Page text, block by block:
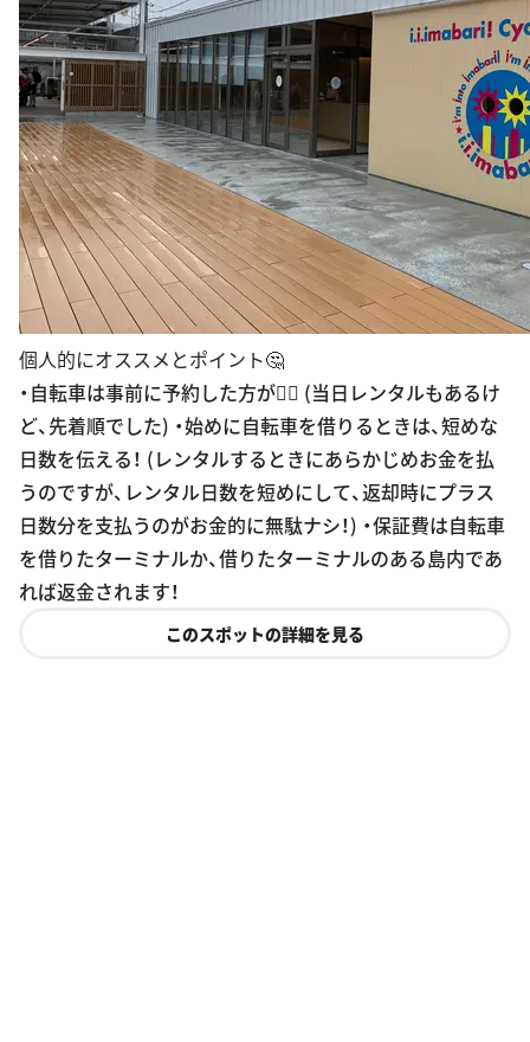
個人的にオススメとポイント🤔
・自転車は事前に予約した方が🙆‍♀️ (当日レンタルもあるけ
ど、先着順でした) ・始めに自転車を借りるときは、短めな
日数を伝える！ (レンタルするときにあらかじめお金を払
うのですが、レンタル日数を短めにして、返却時にプラス
日数分を支払うのがお金的に無駄ナシ！) ・保証費は自転車
を借りたターミナルか、借りたターミナルのある島内であ
れば返金されます！
このスポットの詳細を見る